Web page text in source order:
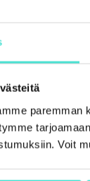
Voit
on